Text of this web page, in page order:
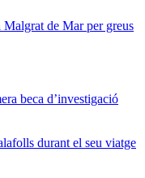
de Mar per greus
beca d’investigació
durant el seu viatge